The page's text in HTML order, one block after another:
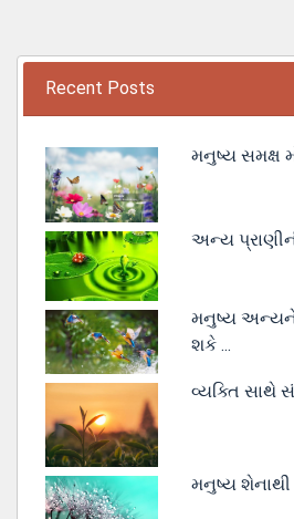
Recent Posts
મનુષ્ય સમક્ષ
અન્ય
મનુષ્ય અન્યને
શકે ...
વ્યક્તિ સાથે
મનુષ્ય શેનાથી